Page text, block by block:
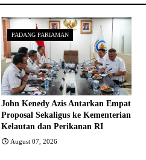
PADANG PARIAMAN
John Kenedy Azis Antarkan Empat
Proposal Sekaligus ke Kementerian
Kelautan dan Perikanan RI
August 07, 2026